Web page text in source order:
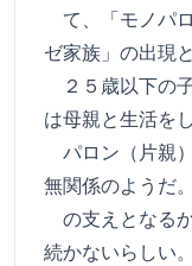
て、「モノパ
ゼ家族」の出現と
２５歳以下の
は母親と生活を
パロン（片親
無関係のようだ
の支えとなる
続かないらしい